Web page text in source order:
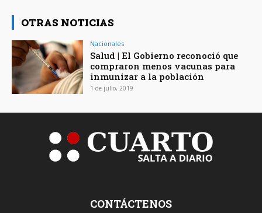
OTRAS NOTICIAS
Nacionales
Salud | El Gobierno reconoció que
compraron menos vacunas para
inmunizar a la población
1 de julio, 2019
CONTÁCTENOS